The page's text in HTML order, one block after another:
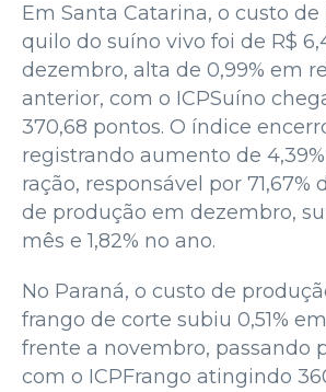
Em Santa Catarina, o custo
quilo do suíno vivo foi de R$
dezembro, alta de 0,99% em
anterior, com o ICPSuíno
370,68 pontos. O índice
registrando aumento de
ração, responsável por 71,67%
de produção em dezembro,
mês e 1,82% no ano.
No Paraná, o custo de
frango de corte subiu 0,51%
frente a novembro, passando
com o ICPFrango atingindo